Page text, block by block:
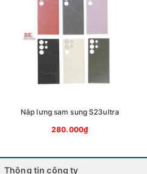
Nắp lưng sam sung S23ultra
280.000₫
Thông tin công ty